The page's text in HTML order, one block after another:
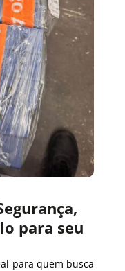
para seu
para quem busca